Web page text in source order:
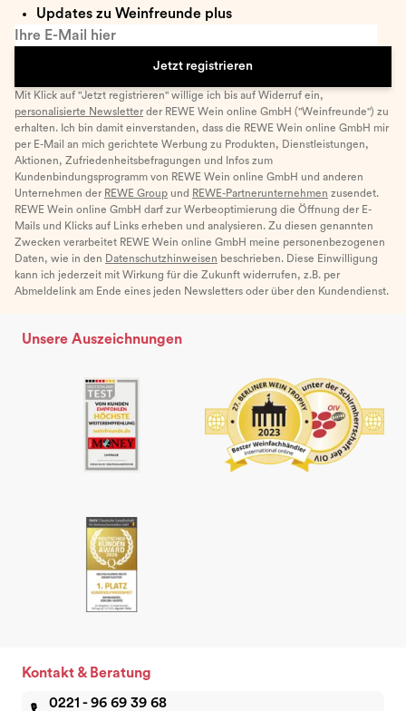
Updates zu Weinfreunde plus
Ihre E-Mail hier
Jetzt registrieren
Mit Klick auf "Jetzt registrieren" willige ich bis auf Widerruf ein,
personalisierte Newsletter der REWE Wein online GmbH ("Weinfreunde") zu
erhalten. Ich bin damit einverstanden, dass die REWE Wein online GmbH mir
per E-Mail an mich gerichtete Werbung zu Produkten, Dienstleistungen,
Aktionen, Zufriedenheitsbefragungen und Infos zum
Kundenbindungsprogramm von REWE Wein online GmbH und anderen
Unternehmen der REWE Group und REWE-Partnerunternehmen zusendet.
REWE Wein online GmbH darf zur Werbeoptimierung die Öffnung der E-
Mails und Klicks auf Links erheben und analysieren. Zu diesen genannten
Zwecken verarbeitet REWE Wein online GmbH meine personenbezogenen
Daten, wie in den Datenschutzhinweisen beschrieben. Diese Einwilligung
kann ich jederzeit mit Wirkung für die Zukunft widerrufen, z.B. per
Abmeldelink am Ende eines jeden Newsletters oder über den Kundendienst.
Unsere Auszeichnungen
Kontakt & Beratung
0221 - 96 69 39 68